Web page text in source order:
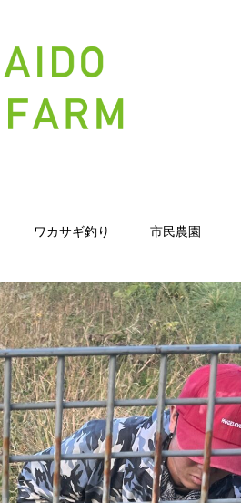
ワカサギ釣り 市民農園